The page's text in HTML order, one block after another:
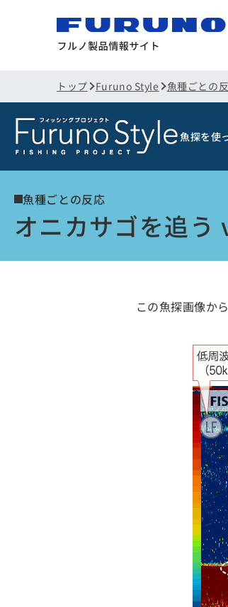
トップ Furuno Style 魚種ごとの
魚探を使
魚種ごとの反応
オニカサゴを追う
この魚探画像か